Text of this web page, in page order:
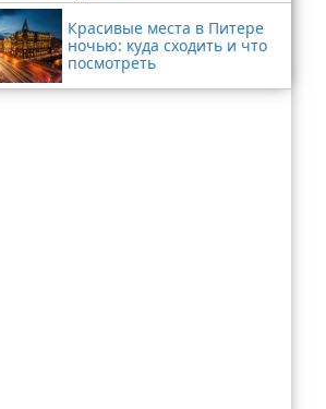
Красивые места в Питере
ночью: куда сходить и что
посмотреть